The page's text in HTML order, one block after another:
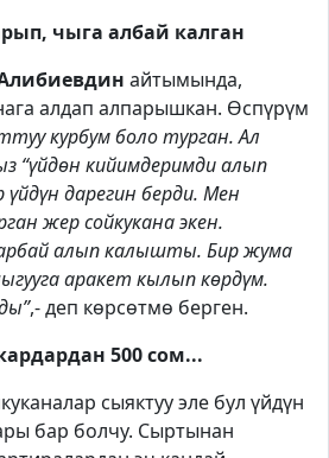
чыга албай калган
айтымында,
алдап алпарышкан. Өспүрүм
курбум боло турган. Ал
“үйдөн кийимдеримди алып
үйдүн дарегин берди. Мен
жер сойкукана экен.
алып калышты. Бир жума
аракет кылып көрдүм.
,- деп көрсөтмө берген.
500 сом...
сыяктуу эле бул үйдүн
бар болчу. Сыртынан